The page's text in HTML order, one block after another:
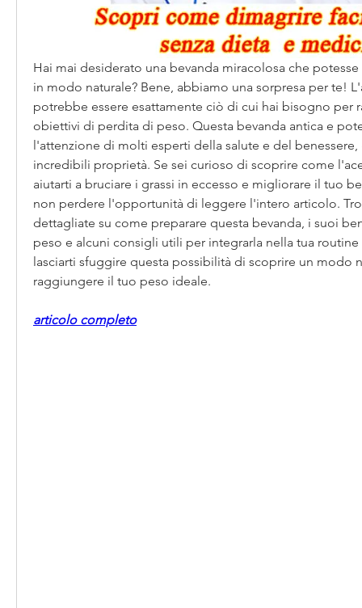
Hai mai desiderato una bevanda miracolosa che
in modo naturale? Bene, abbiamo una sorpresa per te!
potrebbe essere esattamente ciò di cui hai bisogno per
obiettivi di perdita di peso. Questa bevanda antica e
l'attenzione di molti esperti della salute e del benessere,
incredibili proprietà. Se sei curioso di scoprire come
aiutarti a bruciare i grassi in eccesso e migliorare il tuo
non perdere l'opportunità di leggere l'intero articolo.
dettagliate su come preparare questa bevanda, i suoi
peso e alcuni consigli utili per integrarla nella tua
lasciarti sfuggire questa possibilità di scoprire un modo
raggiungere il tuo peso ideale.
articolo completo